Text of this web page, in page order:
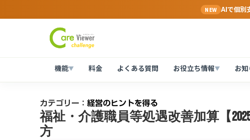
NEW AIで個別
機能▼ 料金 よくある質問 お役立ち情報▼ お
カテゴリー：経営のヒントを得る
福祉・介護職員等処遇改善加算【
方